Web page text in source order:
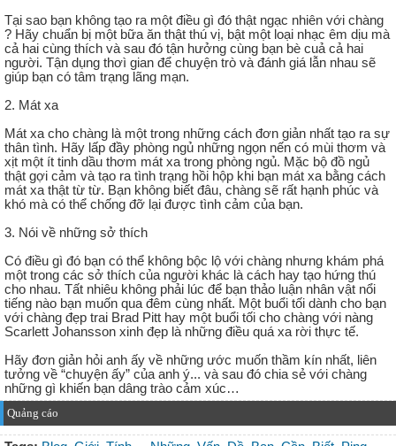
Tại sao bạn không tạo ra một điều gì đó thật ngạc nhiên với chàng
? Hãy chuẩn bị một bữa ăn thật thú vị, bật một loại nhạc êm dịu mà
cả hai cùng thích và sau đó tận hưởng cùng bạn bè cuả cả hai
người. Tận dụng thơì gian để chuyện trò và đánh giá lẫn nhau sẽ
giúp bạn có tâm trạng lãng mạn.
2. Mát xa
Mát xa cho chàng là một trong những cách đơn giản nhất tạo ra sự
thân tình. Hãy lấp đầy phòng ngủ những ngọn nến có mùi thơm và
xịt một ít tinh dầu thơm mát xa trong phòng ngủ. Mặc bộ đồ ngủ
thật gợi cảm và tạo ra tình trạng hồi hộp khi bạn mát xa bằng cách
mát xa thật từ từ. Bạn không biết đâu, chàng sẽ rất hạnh phúc và
khó mà có thể chống đỡ lại được tình cảm của bạn.
3. Nói về những sở thích
Có điều gì đó bạn có thể không bộc lộ với chàng nhưng khám phá
một trong các sở thích của người khác là cách hay tạo hứng thú
cho nhau. Tất nhiêu không phải lúc để bạn thảo luận nhân vật nổi
tiếng nào bạn muốn qua đêm cùng nhất. Một buổi tối dành cho bạn
với chàng đẹp trai Brad Pitt hay một buổi tối cho chàng với nàng
Scarlett Johansson xinh đẹp là những điều quá xa rời thực tế.
Hãy đơn giản hỏi anh ấy về những ước muốn thầm kín nhất, liên
tưởng về “chuyện ấy” của anh ý... và sau đó chia sẻ với chàng
những gì khiến bạn dâng trào cảm xúc…
Quảng cáo